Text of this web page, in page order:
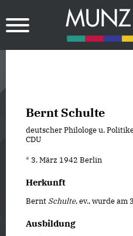
Bernt Schulte
deutscher Philologe u.
CDU
* 3. März 1942 Berlin
Herkunft
BerntSchulte, ev., wurde am
Ausbildung